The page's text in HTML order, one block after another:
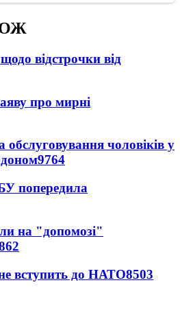
відстрочки від
про мирні
чоловіків у
9764
попередила
на "допомозі"
вступить до НАТО8503